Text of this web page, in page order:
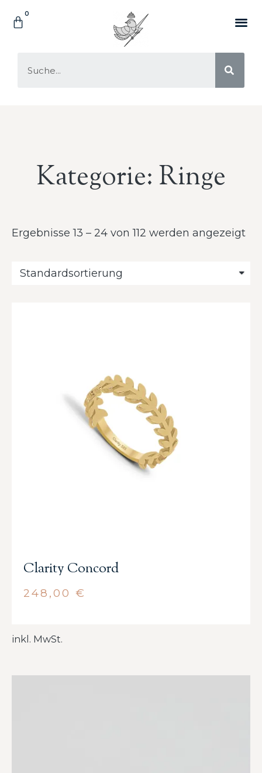
Kategorie: Ringe
Ergebnisse 13 – 24 von 112 werden angezeigt
Clarity Concord
248,00 €
inkl. MwSt.